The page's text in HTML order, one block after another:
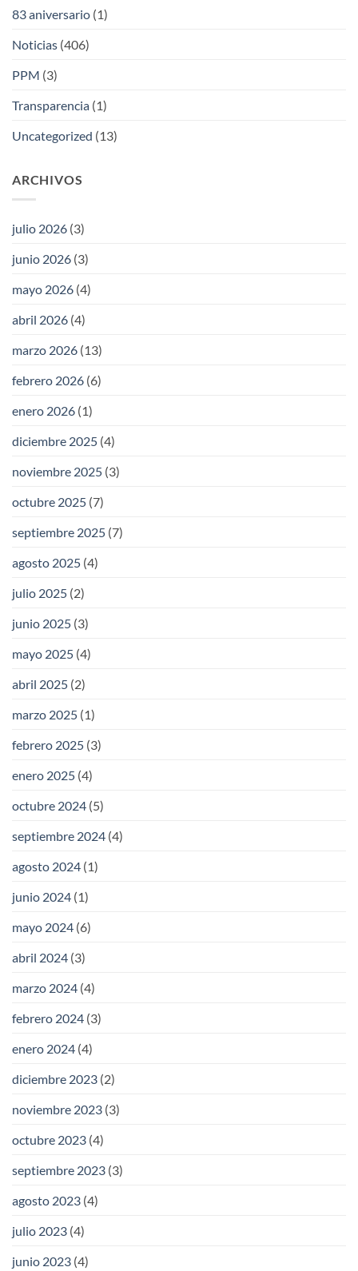
83 aniversario (1)
Noticias (406)
PPM (3)
Transparencia (1)
Uncategorized (13)
ARCHIVOS
julio 2026 (3)
junio 2026 (3)
mayo 2026 (4)
abril 2026 (4)
marzo 2026 (13)
febrero 2026 (6)
enero 2026 (1)
diciembre 2025 (4)
noviembre 2025 (3)
octubre 2025 (7)
septiembre 2025 (7)
agosto 2025 (4)
julio 2025 (2)
junio 2025 (3)
mayo 2025 (4)
abril 2025 (2)
marzo 2025 (1)
febrero 2025 (3)
enero 2025 (4)
octubre 2024 (5)
septiembre 2024 (4)
agosto 2024 (1)
junio 2024 (1)
mayo 2024 (6)
abril 2024 (3)
marzo 2024 (4)
febrero 2024 (3)
enero 2024 (4)
diciembre 2023 (2)
noviembre 2023 (3)
octubre 2023 (4)
septiembre 2023 (3)
agosto 2023 (4)
julio 2023 (4)
junio 2023 (4)